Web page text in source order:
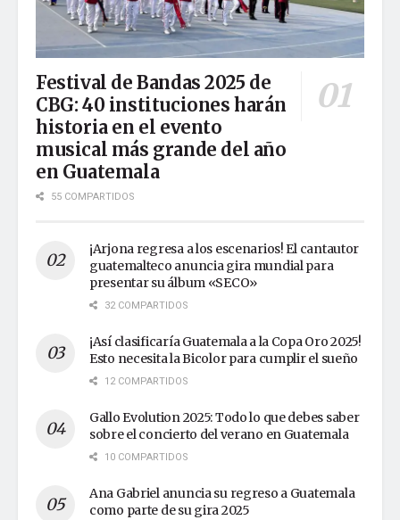
Festival de Bandas 2025 de
CBG: 40 instituciones harán
historia en el evento
musical más grande del año
en Guatemala
55 COMPARTIDOS
¡Arjona regresa a los escenarios! El cantautor
guatemalteco anuncia gira mundial para
presentar su álbum «SECO»
32 COMPARTIDOS
¡Así clasificaría Guatemala a la Copa Oro 2025!
Esto necesita la Bicolor para cumplir el sueño
12 COMPARTIDOS
Gallo Evolution 2025: Todo lo que debes saber
sobre el concierto del verano en Guatemala
10 COMPARTIDOS
Ana Gabriel anuncia su regreso a Guatemala
como parte de su gira 2025